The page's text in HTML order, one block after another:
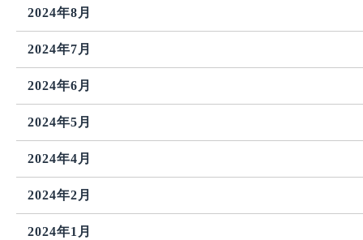
2024年8月
2024年7月
2024年6月
2024年5月
2024年4月
2024年2月
2024年1月